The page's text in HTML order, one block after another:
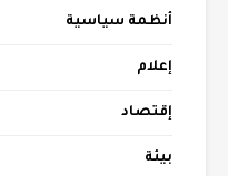
أنظمة سياسية
إعلام
إقتصاد
بيئة